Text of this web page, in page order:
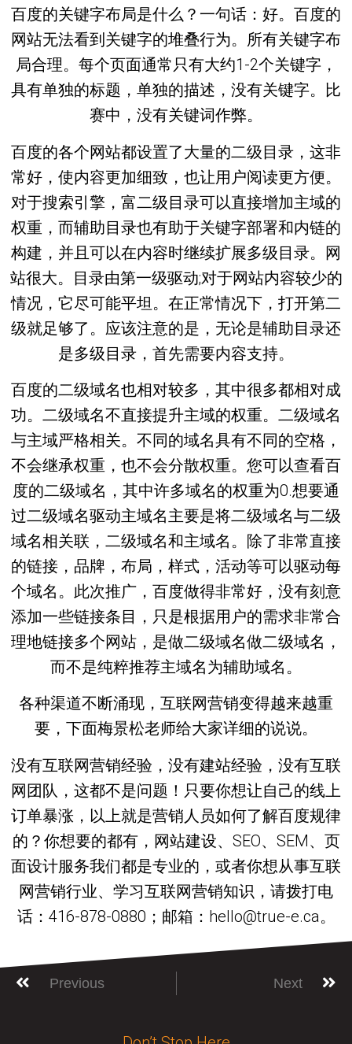
百度的关键字布局是什么？一句话：好。百度的
网站无法看到关键字的堆叠行为。所有关键字布
局合理。每个页面通常只有大约1-2个关键字，
具有单独的标题，单独的描述，没有关键字。比
赛中，没有关键词作弊。
百度的各个网站都设置了大量的二级目录，这非
常好，使内容更加细致，也让用户阅读更方便。
对于搜索引擎，富二级目录可以直接增加主域的
权重，而辅助目录也有助于关键字部署和内链的
构建，并且可以在内容时继续扩展多级目录。网
站很大。目录由第一级驱动;对于网站内容较少的
情况，它尽可能平坦。在正常情况下，打开第二
级就足够了。应该注意的是，无论是辅助目录还
是多级目录，首先需要内容支持。
百度的二级域名也相对较多，其中很多都相对成
功。二级域名不直接提升主域的权重。二级域名
与主域严格相关。不同的域名具有不同的空格，
不会继承权重，也不会分散权重。您可以查看百
度的二级域名，其中许多域名的权重为0.想要通
过二级域名驱动主域名主要是将二级域名与二级
域名相关联，二级域名和主域名。除了非常直接
的链接，品牌，布局，样式，活动等可以驱动每
个域名。此次推广，百度做得非常好，没有刻意
添加一些链接条目，只是根据用户的需求非常合
理地链接多个网站，是做二级域名做二级域名，
而不是纯粹推荐主域名为辅助域名。
各种渠道不断涌现，互联网营销变得越来越重
要，下面梅景松老师给大家详细的说说。
没有互联网营销经验，没有建站经验，没有互联
网团队，这都不是问题！只要你想让自己的线上
订单暴涨，以上就是营销人员如何了解百度规律
的？你想要的都有，网站建设、SEO、SEM、页
面设计服务我们都是专业的，或者你想从事互联
网营销行业、学习互联网营销知识，请拨打电
话：416-878-0880；邮箱：hello@true-e.ca。
Previous Next